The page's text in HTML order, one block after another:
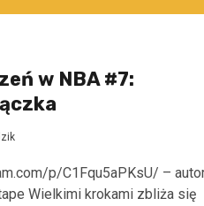
w NBA #7:
p/C1Fqu5aPKsU/ –
Wielkimi krokami zbliża się